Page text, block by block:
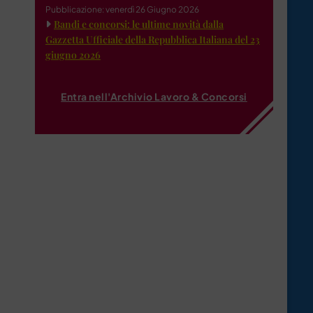
Pubblicazione: venerdì 26 Giugno 2026
Bandi e concorsi: le ultime novità dalla
Gazzetta Ufficiale della Repubblica Italiana del 23
giugno 2026
Entra nell'Archivio Lavoro & Concorsi